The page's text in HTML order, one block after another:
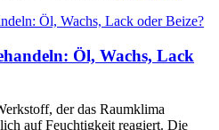
Öl, Wachs, Lack
der das Raumklima
auf Feuchtigkeit reagiert. Die